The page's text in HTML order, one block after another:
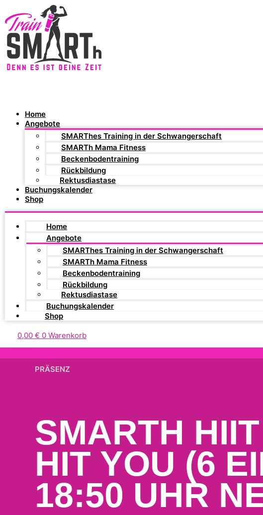
Home
Angebote
SMARThes Training in der Schwangerschaft
SMARTh Mama Fitness
Beckenbodentraining
Rückbildung
Rektusdiastase
Buchungskalender
Shop
Home
Angebote
SMARThes Training in der Schwangerschaft
SMARTh Mama Fitness
Beckenbodentraining
Rückbildung
Rektusdiastase
Buchungskalender
Shop
0,00 € 0 Warenkorb
PRÄSENZ
SMARTH
HIT YOU (6
18:50 UHR